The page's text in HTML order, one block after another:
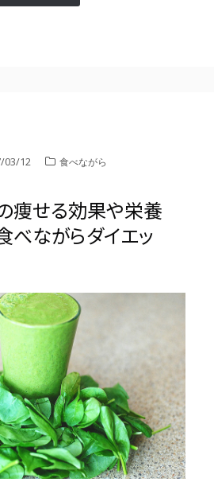
03/12 食べながら
痩せる効果や栄養
べながらダイエッ